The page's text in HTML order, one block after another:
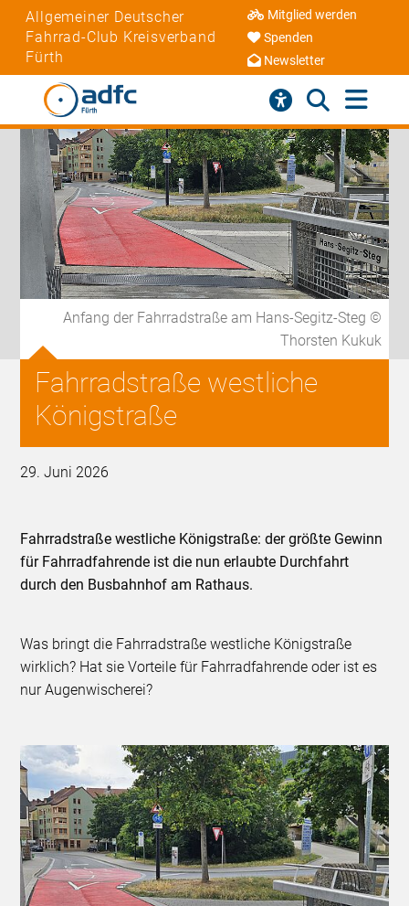
Allgemeiner Deutscher
Fahrrad-Club Kreisverband
Fürth
Mitglied werden
Spenden
Newsletter
Anfang der Fahrradstraße am Hans-Segitz-Steg ©
Thorsten Kukuk
Fahrradstraße westliche
Königstraße
29. Juni 2026
Fahrradstraße westliche Königstraße: der größte Gewinn
für Fahrradfahrende ist die nun erlaubte Durchfahrt
durch den Busbahnhof am Rathaus.
Was bringt die Fahrradstraße westliche Königstraße
wirklich? Hat sie Vorteile für Fahrradfahrende oder ist es
nur Augenwischerei?